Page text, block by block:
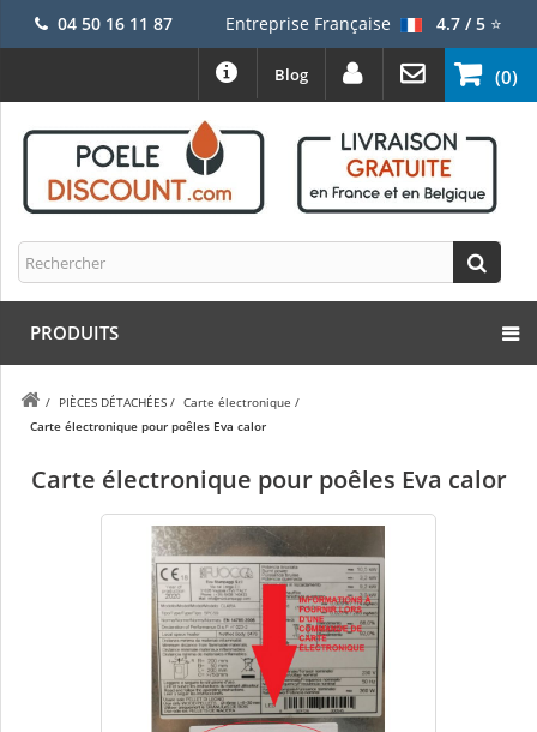
04 50 16 11 87 Entreprise Française 4.7 / 5⭐
(0)
Blog
PRODUITS
/ PIÈCES DÉTACHÉES / Carte électronique /
Carte électronique pour poêles Eva calor
Carte électronique pour poêles Eva calor